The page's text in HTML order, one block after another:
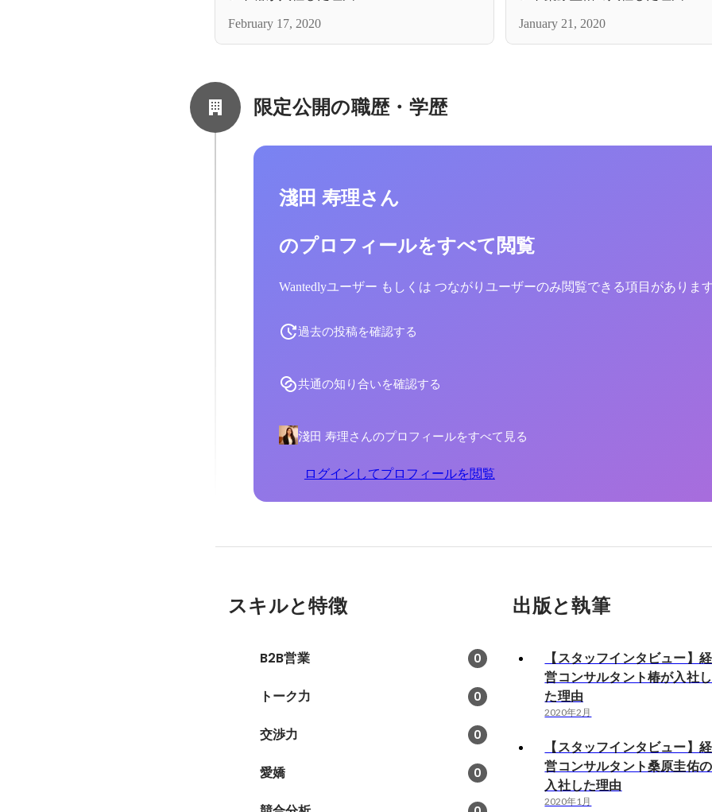
February 17, 2020 January 21, 2020
限定公開の職歴・学歴
淺田 寿理さん
のプロフィールをすべて閲覧
Wantedlyユーザー もしくは つながりユーザーのみ閲覧できる項目がありま
過去の投稿を確認する
共通の知り合いを確認する
淺田 寿理さんのプロフィールをすべて見る
ログインしてプロフィールを閲覧
スキルと特徴
B2B営業 0
トーク力 0
交渉力 0
愛嬌 0
出版と執筆
【スタッフインタビュー】経
営コンサルタント椿が入社し
た理由
2020年2月
【スタッフインタビュー】経
営コンサルタント桑原圭佑の
入社した理由
2020年1月